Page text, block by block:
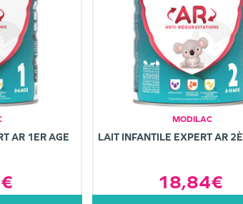
AR 1ER AGE
MODILAC
LAIT INFANTILE EXPERT AR
18,84€